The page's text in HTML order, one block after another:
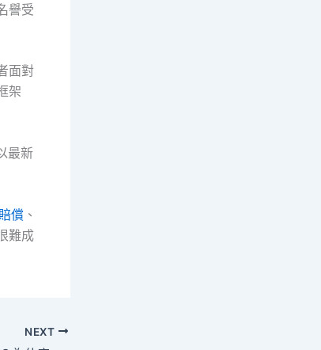
譽受
面對
架
最新
償 、
難成
NEXT